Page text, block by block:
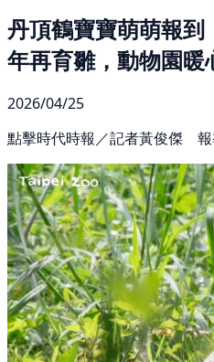
丹頂鶴寶寶萌萌報
年再育雛，動物園暖
2026/04/25
點擊時代時報／記者黃俊傑